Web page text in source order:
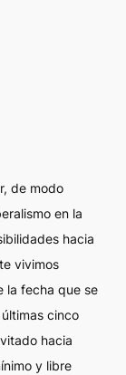
de modo
en la
hacia
vivimos
la fecha que se
cinco
hacia
y libre